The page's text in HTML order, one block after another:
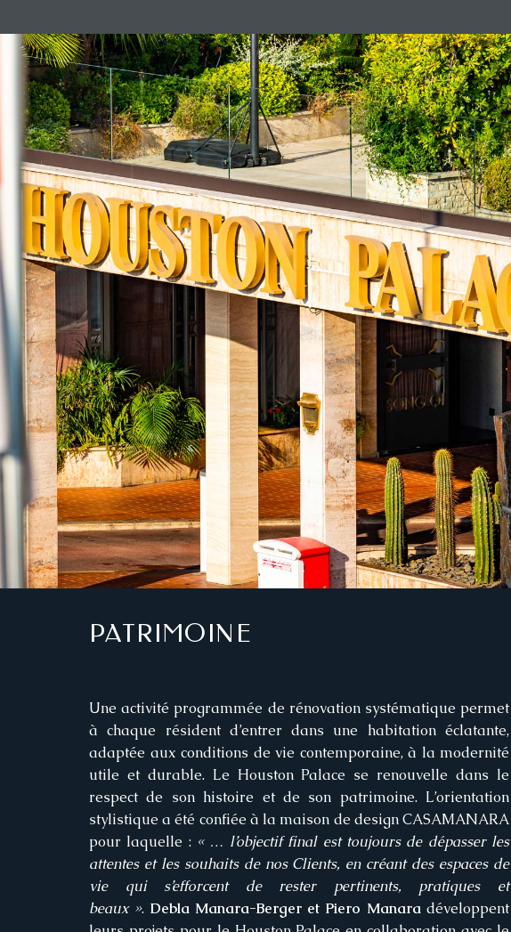
PATRIMOINE
Une activité programmée de rénovation systématique permet
à chaque résident d’entrer dans une habitation éclatante,
adaptée aux conditions de vie contemporaine, à la modernité
utile et durable. Le Houston Palace se renouvelle dans le
respect de son histoire et de son patrimoine. L’orientation
stylistique a été confiée à la maison de design CASAMANARA
pour laquelle : « … l’objectif final est toujours de dépasser les
attentes et les souhaits de nos Clients, en créant des espaces de
vie qui s’efforcent de rester pertinents, pratiques et
beaux ». Debla Manara-Berger et Piero Manaradéveloppent